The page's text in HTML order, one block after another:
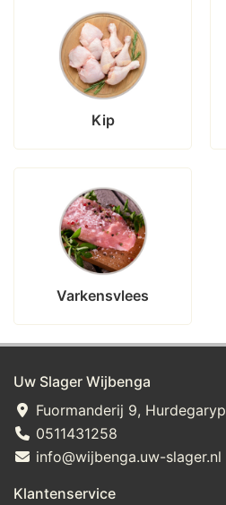
Kip
Varkensvlees
Uw Slager Wijbenga
Fuormanderij 9, Hurdegaryp
0511431258
info@wijbenga.uw-slager.nl
Klantenservice